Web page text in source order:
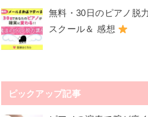
無料・30日のピアノ脱
スクール＆ 感想
ピックアップ記事